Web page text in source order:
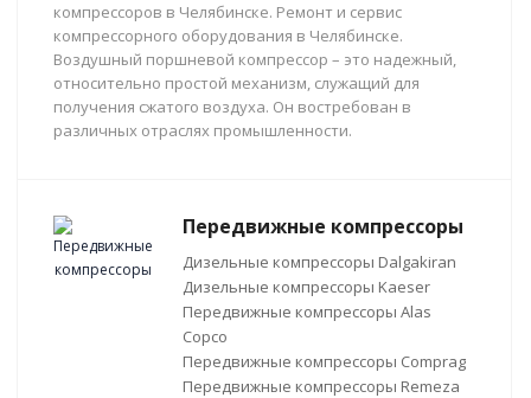
компрессоров в Челябинске. Ремонт и сервис
компрессорного оборудования в Челябинске.
Воздушный поршневой компрессор – это надежный,
относительно простой механизм, служащий для
получения сжатого воздуха. Он востребован в
различных отраслях промышленности.
Передвижные компрессоры
Дизельные компрессоры Dalgakiran
Дизельные компрессоры Kaeser
Передвижные компрессоры Alas
Copco
Передвижные компрессоры Comprag
Передвижные компрессоры Remeza